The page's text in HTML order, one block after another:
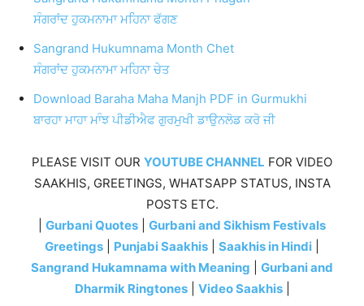
ਸੰਗਰਾਂਦ ਹੁਕਮਨਾਮਾ ਮਹਿਨਾ ਫੱਗਣ
Sangrand Hukumnama Month Chet
ਸੰਗਰਾਂਦ ਹੁਕਮਨਾਮਾ ਮਹਿਨਾ ਚੇਤ
Download Baraha Maha Manjh PDF in Gurmukhi
ਬਾਰਹਾ ਮਾਹਾ ਮਾੰਝ ਪੀਡੀਐਫ ਗੁਰਮੁਖੀ ਡਾਉਨਲੋਡ ਕਰੋ ਜੀ
PLEASE VISIT OUR YOUTUBE CHANNEL FOR VIDEO
SAAKHIS, GREETINGS, WHATSAPP STATUS, INSTA
POSTS ETC.
Gurbani Quotes
Gurbani and Sikhism Festivals
Greetings
Punjabi Saakhis Saakhis in Hindi
Sangrand Hukamnama with Meaning
Gurbani and
Dharmik Ringtones| Video Saakhis|